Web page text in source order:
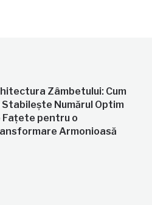
Zâmbetului: Cum
Stabilește Numărul Optim
Fațete pentru o
Armonioasă